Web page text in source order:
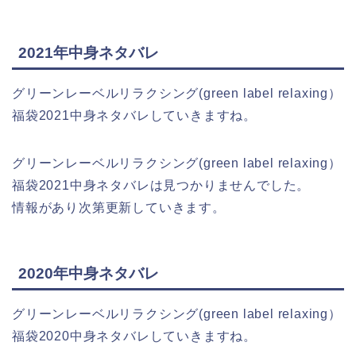
2021年中身ネタバレ
グリーンレーベルリラクシング(green label relaxing）
福袋2021中身ネタバレしていきますね。
グリーンレーベルリラクシング(green label relaxing）
福袋2021中身ネタバレは見つかりませんでした。
情報があり次第更新していきます。
2020年中身ネタバレ
グリーンレーベルリラクシング(green label relaxing）
福袋2020中身ネタバレしていきますね。